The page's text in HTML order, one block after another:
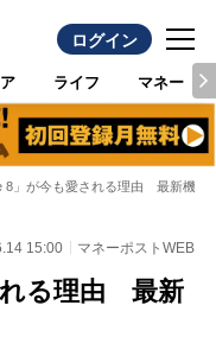
ログイン
ライフ マネー
8」が今も愛される理由 最新機種
15:00 マネーポストWEB
れる理由 最新